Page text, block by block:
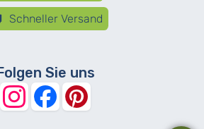
Schneller Versand
Sie uns